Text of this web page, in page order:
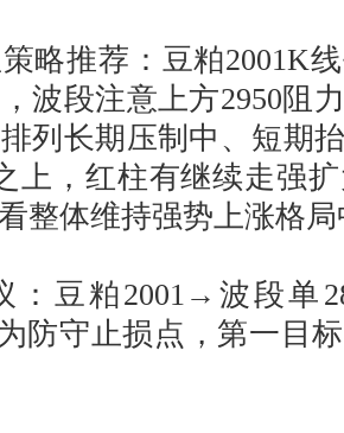
推荐：豆粕2001K线
波段注意上方2950阻
列长期压制中、短期
上，红柱有继续走强
整体维持强势上涨格
粕2001→波段单
防守止损点，第一目